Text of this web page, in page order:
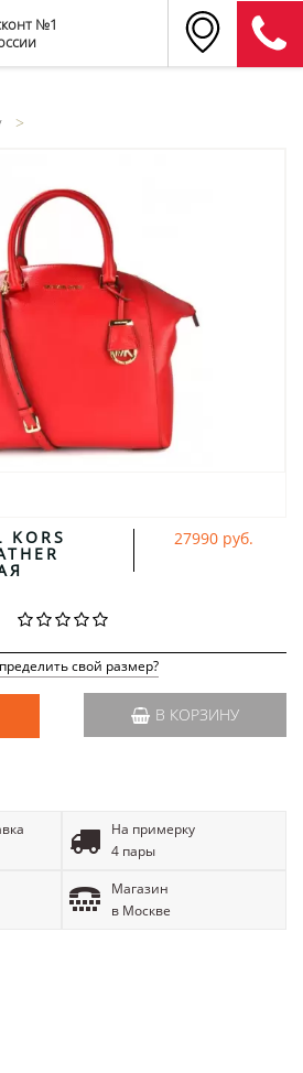
№1
27990 руб.
свой размер?
В КОРЗИНУ
На примерку
4 пары
Магазин
в Москве